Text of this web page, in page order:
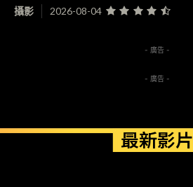
攝影 2026-08-04
- 廣告 -
- 廣告 -
最新影片